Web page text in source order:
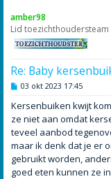
amber98
Lid toezichthoudersteam
Re: Baby
B
r
i
c
h
03 okt 2023 17:45
Kersenbuiken kwijt
ze niet aan omdat
teveel aanbod
maar ik denk dat je er
gebruikt worden,
goed eten kunnen ze